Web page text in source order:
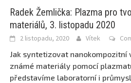
Radek Žemlička: Plazma pro
materiálů, 3. listopadu 2020
2 listopadu, 2020 Vítek
Jak syntetizovat
známé materiály pomocí
představíme laboratorní i